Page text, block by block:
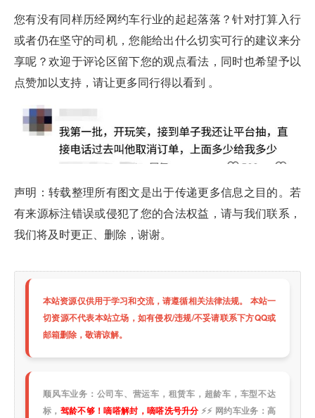
您有没有同样历经网约车行业的起起落落？针对打算入行
或者仍在坚守的司机，您能给出什么切实可行的建议来分
享呢？欢迎于评论区留下您的观点看法，同时也希望予以
点赞加以支持，请让更多同行得以看到 。
声明：转载整理所有图文是出于传递更多信息之目的。若
有来源标注错误或侵犯了您的合法权益，请与我们联系，
我们将及时更正、删除，谢谢。
本站资源仅供用于学习和交流，请遵循相关法律法规。 本站一
切资源不代表本站立场，如有侵权/违规/不妥请联系下方QQ或
邮箱删除，敬请谅解。
顺风车业务：公司车、营运车，租赁车，超龄车，车型不达
标， 驾龄不够！嘀嗒解封，嘀嗒洗号升分 ⚡⚡ 网约车业务：高